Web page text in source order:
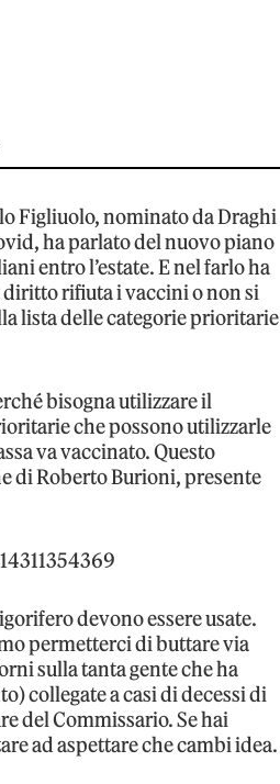
Figliuolo, nominato da Draghi
ha parlato del nuovo piano
entro l’estate. E nel farlo ha
diritto rifiuta i vaccini o non si
lista delle categorie prioritarie
bisogna utilizzare il
che possono utilizzarle
va vaccinato. Questo
di Roberto Burioni, presente
devono essere usate.
permetterci di buttare via
sulla tanta gente che ha
collegate a casi di decessi di
del Commissario. Se hai
ad aspettare che cambi idea.